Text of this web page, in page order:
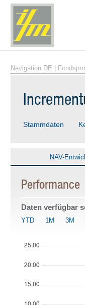
Navigation DE
Stammdaten
NAV-
Performance
Daten verfügbar
YTD 1M 3M